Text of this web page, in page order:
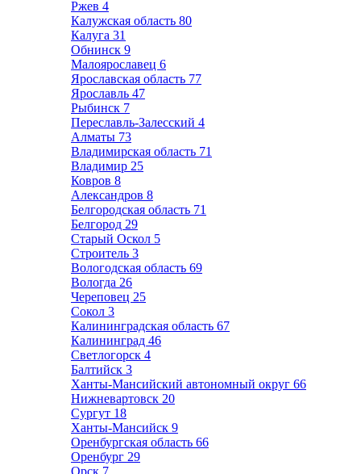
Ржев 4
Калужская область 80
Калуга 31
Обнинск 9
Малоярославец 6
Ярославская область 77
Ярославль 47
Рыбинск 7
Переславль-Залесский 4
Алматы 73
Владимирская область 71
Владимир 25
Ковров 8
Александров 8
Белгородская область 71
Белгород 29
Старый Оскол 5
Строитель 3
Вологодская область 69
Вологда 26
Череповец 25
Сокол 3
Калининградская область 67
Калининград 46
Светлогорск 4
Балтийск 3
Ханты-Мансийский автономный округ 66
Нижневартовск 20
Сургут 18
Ханты-Мансийск 9
Оренбургская область 66
Оренбург 29
Орск 7